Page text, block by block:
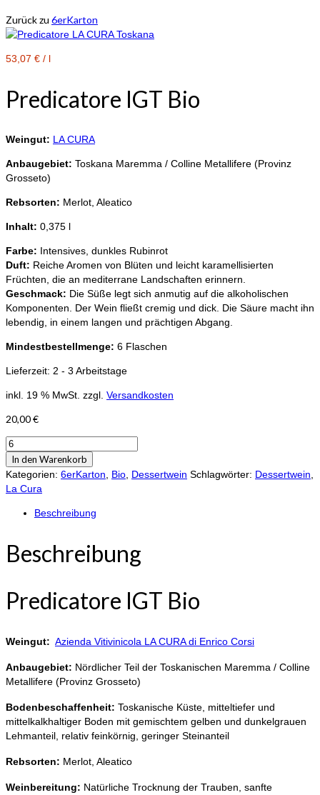
Zurück zu 6erKarton
53,07 € / l
Predicatore IGT Bio
Weingut: LA CURA
Anbaugebiet: Toskana Maremma / Colline Metallifere (Provinz
Grosseto)
Rebsorten: Merlot, Aleatico
Inhalt: 0,375 l
Farbe: Intensives, dunkles Rubinrot
Duft: ReicheAromen von Blüten und leicht karamellisierten
Früchten, die an mediterrane Landschaften erinnern.
Geschmack: Die Süße legt sich anmutig auf die alkoholischen
Komponenten. Der Wein fließt cremig und dick. Die Säure macht ihn
lebendig, in einem langen und prächtigen Abgang.
Mindestbestellmenge: 6 Flaschen
Lieferzeit: 2 - 3 Arbeitstage
inkl. 19 % MwSt. zzgl. Versandkosten
20,00€
Predicatore
IGT
Bio
Menge
In den Warenkorb
Kategorien: 6erKarton Bio Dessertwein Schlagwörter: Dessertwein
La Cura
Beschreibung
Beschreibung
Predicatore IGT Bio
Weingut: Azienda Vitivinicola LA CURA di Enrico Corsi
Anbaugebiet: Nördlicher Teil der Toskanischen Maremma / Colline
Metallifere (Provinz Grosseto)
Bodenbeschaffenheit: Toskanische Küste, mitteltiefer und
mittelkalkhaltiger Boden mit gemischtem gelben und dunkelgrauen
Lehmanteil, relativ feinkörnig, geringer Steinanteil
Rebsorten: Merlot, Aleatico
Weinbereitung: Natürliche Trocknung der Trauben, sanfte